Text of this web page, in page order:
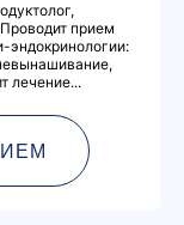
прием
эндокринологии:
лечение...